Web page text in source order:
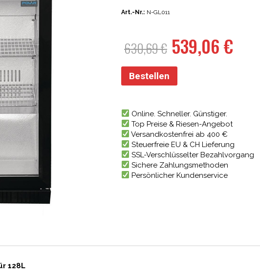
Art.-Nr.: N-GL011
630,69€
Preis
war:
539,06€
Bestellen
Online. Schneller. Günstiger.
Top Preise & Riesen-Angebot
Versandkostenfrei ab 400 €
Steuerfreie EU & CH Lieferung
SSL-Verschlüsselter Bezahlvorgang
Sichere Zahlungsmethoden
Persönlicher Kundenservice
128L